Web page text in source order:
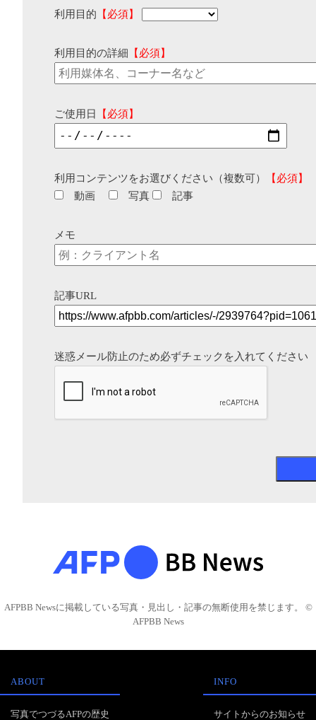
利用目的 【必須】
利用目的の詳細 【必須】
ご使用日 【必須】
利用コンテンツをお選びください（複数可）
【必須】
動画
写真 記事
メモ
記事URL
迷惑メール防止のため必ずチェックを入れてください
AFPBB Newsに掲載している写真・見出し・記事の無断使用を禁じます。 ©
AFPBB News
ABOUT
写真でつづるAFPの歴史
INFO
サイトからのお知らせ